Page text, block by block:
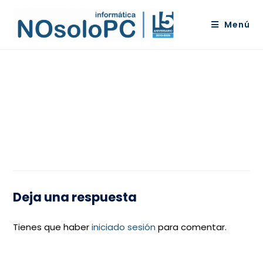
Menú
Deja una respuesta
Tienes que haberiniciado sesión para comentar.